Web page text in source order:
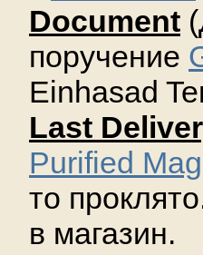
Document
поручение
Einhasad
Last
Purified
то
в магазин.